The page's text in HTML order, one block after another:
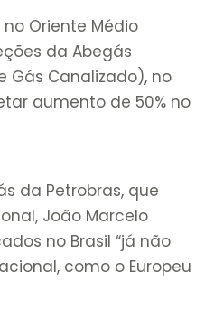
Oriente Médio
da Abegás
Gás Canalizado), no
aumento de 50% no
da Petrobras, que
João Marcelo
no Brasil “já não
como o Europeu